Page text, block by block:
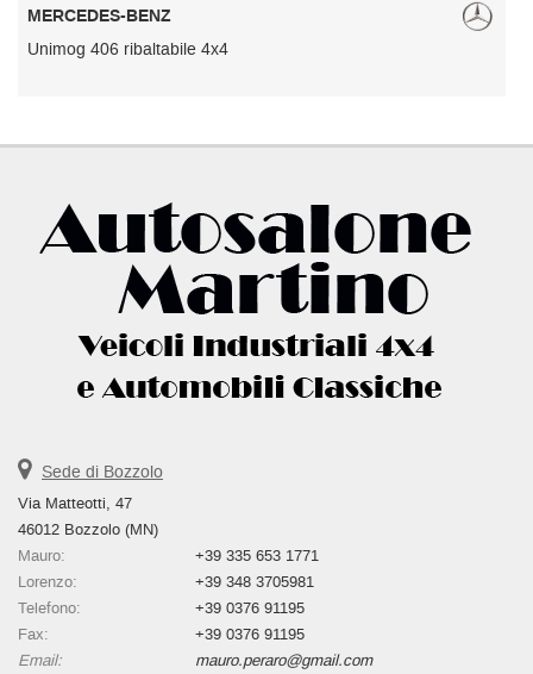
MERCEDES-BENZ
Unimog 406 ribaltabile 4x4
Sede di Bozzolo
Via Matteotti, 47
46012 Bozzolo (MN)
Mauro:
+39 335 653 1771
Lorenzo:
+39 348 3705981
Telefono:
+39 0376 91195
Fax:
+39 0376 91195
Email:
mauro.peraro@gmail.com